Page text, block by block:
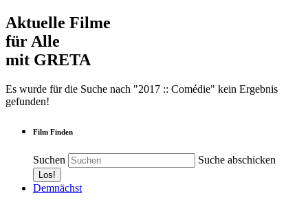
Aktuelle Filme
für Alle
mit GRETA
Es wurde für die Suche nach "2017 :: Comédie" kein Ergebnis
gefunden!
Film Finden
Suchen Suche abschicken
Demnächst